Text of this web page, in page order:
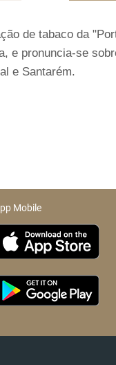
de tabaco da
e pronuncia-se
e Santarém.
Mobile